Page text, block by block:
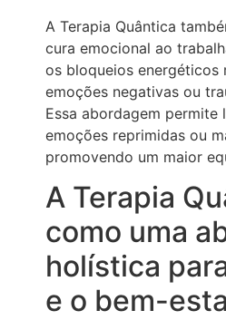
A Terapia Quântica
cura emocional ao
os bloqueios energéticos
emoções negativas ou
Essa abordagem permite
emoções reprimidas ou
promovendo um maior
A Terapia
como uma
holística
e o bem-